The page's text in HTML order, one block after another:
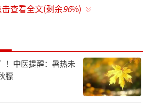
动：
年中国画展、全国美术作品
国现代美术全集》、《百年中
国当代美术家图录》、《中央
馆藏精品大系-中国现当代水墨
击查看全文(剩余96%)
中医提醒：暑热未
膘